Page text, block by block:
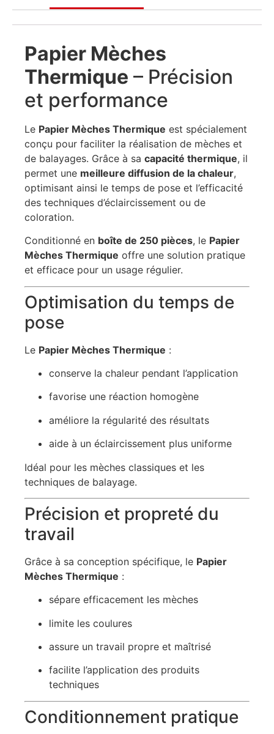
Papier Mèches
Thermique – Précision
et performance
Le Papier Mèches Thermique est spécialement
conçu pour faciliter la réalisation de mèches et
de balayages. Grâce à sa capacité thermique, il
permet une meilleure diffusion de la chaleur,
optimisant ainsi le temps de pose et l’efficacité
des techniques d’éclaircissement ou de
coloration.
Conditionné en boîte de 250 pièces, le Papier
Mèches Thermique offre une solution pratique
et efficace pour un usage régulier.
Optimisation du temps de
pose
Le Papier Mèches Thermique :
conserve la chaleur pendant l’application
favorise une réaction homogène
améliore la régularité des résultats
aide à un éclaircissement plus uniforme
Idéal pour les mèches classiques et les
techniques de balayage.
Précision et propreté du
travail
Grâce à sa conception spécifique, le Papier
Mèches Thermique :
sépare efficacement les mèches
limite les coulures
assure un travail propre et maîtrisé
facilite l’application des produits
techniques
Conditionnement pratique